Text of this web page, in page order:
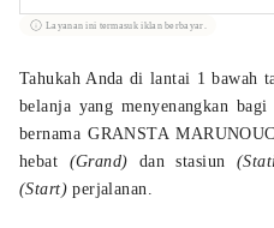
心に、日本の素
ていきたいです。
Layanan ini termasuk iklan berbayar.
Tahukah Anda di lantai 1 bawah
belanja yang menyenangkan
bernama GRANSTA
hebat (Grand) dan stasiun
(Start)perjalanan.